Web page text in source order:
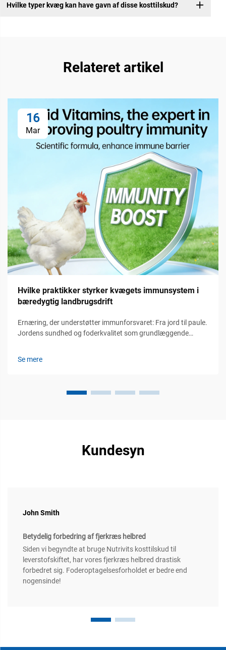
Hvilke typer kvæg kan have gavn af disse kosttilskud?
Relateret artikel
16
Mar
Hvilke praktikker styrker kvægets immunsystem i
bæredygtig landbrugsdrift
Ernæring, der understøtter immunforsvaret: Fra jord til paule.
Jordens sundhed og foderkvalitet som grundlæggende
Se mere
Kundesyn
John Smith
Betydelig forbedring af fjerkræs helbred
Siden vi begyndte at bruge Nutrivits kosttilskud til
leverstofskiftet, har vores fjerkræs helbred drastisk
forbedret sig. Foderoptagelsesforholdet er bedre end
nogensinde!